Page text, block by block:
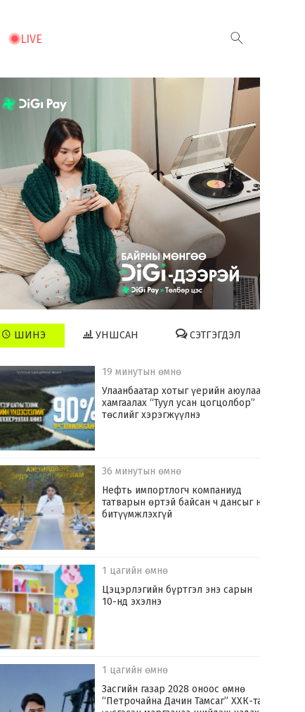
LIVE
ШИНЭ УНШСАН СЭТГЭГДЭЛ
19 минутын өмнө
Улаанбаатар хотыг үерийн аюулаас
хамгаалах “Туул усан цогцолбор”
төслийг хэрэгжүүлнэ
36 минутын өмнө
Нефть импортлогч компаниуд
татварын өртэй байсан ч дансыг нь
битүүмжлэхгүй
1 цагийн өмнө
Цэцэрлэгийн бүртгэл энэ сарын
10-нд эхэлнэ
1 цагийн өмнө
Засгийн газар 2028 оноос өмнө
“Петрочайна Дачин Тамсаг” ХХК-тай